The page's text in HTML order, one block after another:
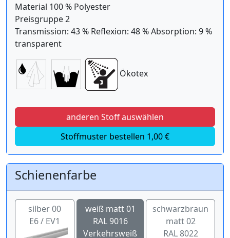
Material 100 % Polyester
Preisgruppe 2
Transmission: 43 % Reflexion: 48 % Absorption: 9 %
transparent
Ökotex
anderen Stoff auswählen
Stoffmuster bestellen 1,00 €
Schienenfarbe
silber 00
E6 / EV1
weiß matt 01
RAL 9016
Verkehrsweiß
schwarzbraun
matt 02
RAL 8022